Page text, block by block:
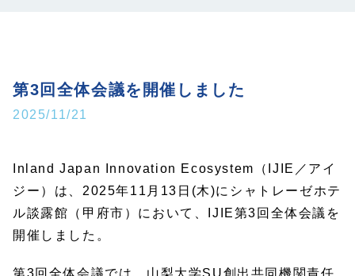
第3回全体会議を開催しました
2025/11/21
Inland Japan Innovation Ecosystem（IJIE／アイ
ジー）は、2025年11月13日(木)にシャトレーゼホテ
ル談露館（甲府市）において、IJIE第3回全体会議を
開催しました。
第3回全体会議では、山梨大学SU創出共同機関責任